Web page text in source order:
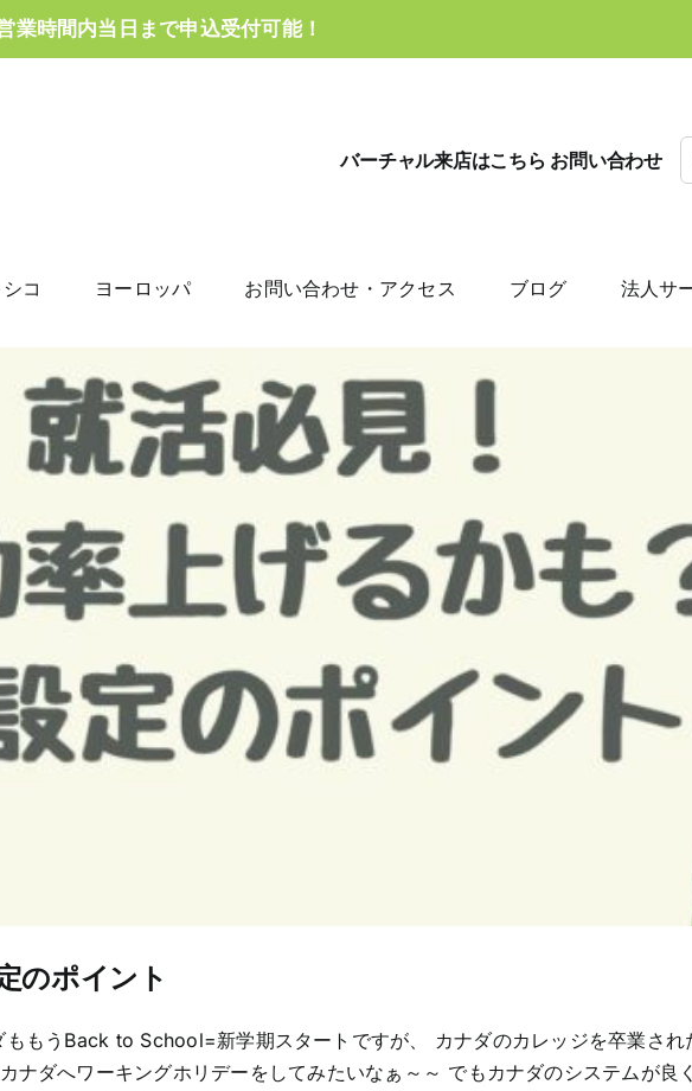
業時間内当日まで申込受付可能！
バーチャル来店はこちら お問い合わせ
コ ヨーロッパ お問い合わせ・アクセス ブログ 法人サ
のポイント
ももうBack to School=新学期スタートですが、 カナダのカレッジを卒業さ
ナダへワーキングホリデーをしてみたいなぁ～～ でもカナダのシステムが